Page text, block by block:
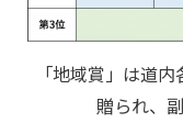
「地域賞」は道
贈られ、